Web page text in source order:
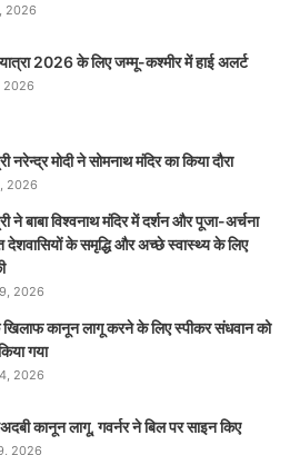
2026
2026 के लिए जम्मू-कश्मीर में हाई अलर्ट
2026
नरेन्‍द्र मोदी ने सोमनाथ मंदिर का किया दौरा
2026
ने बाबा विश्वनाथ मंदिर में दर्शन और पूजा-अर्चना
के समृद्धि और अच्छे स्वास्थ्य के लिए
2026
कानून लागू करने के लिए स्पीकर संधवान को
गया
2026
कानून लागू, गवर्नर ने बिल पर साइन किए
2026